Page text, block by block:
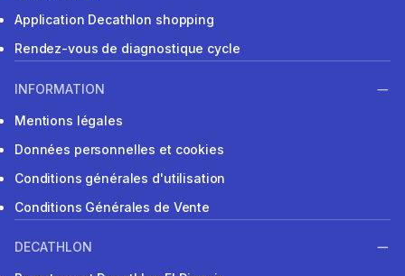
Application Decathlon shopping
Rendez-vous de diagnostique cycle
INFORMATION
Mentions légales
Données personnelles et cookies
Conditions générales d'utilisation
Conditions Générales de Vente
DECATHLON